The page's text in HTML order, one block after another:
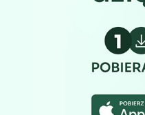
Wydajność (Performance)
Reklama / śledzenie